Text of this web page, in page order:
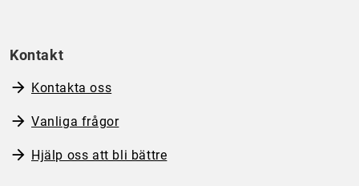
Kontakt
Kontakta oss
Vanliga frågor
Hjälp oss att bli bättre